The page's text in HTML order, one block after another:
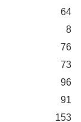
64
8
76
73
96
91
153